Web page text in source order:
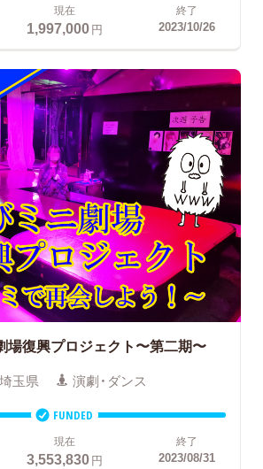
現在
1,997,000円
終了
2023/10/26
場復興プロジェクト〜第二期〜
埼玉県 演劇・ダンス
FUNDED
現在
3,553,830円
終了
2023/08/31